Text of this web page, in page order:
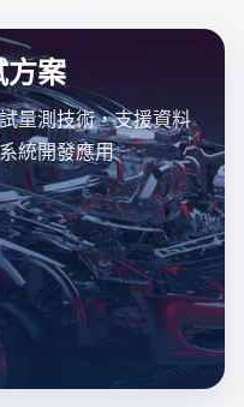
方案
量測技術，支援資料
統開發應用